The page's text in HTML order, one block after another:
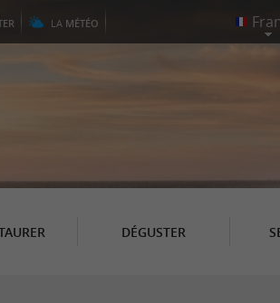
LA MÉTÉO
DÉGUSTER